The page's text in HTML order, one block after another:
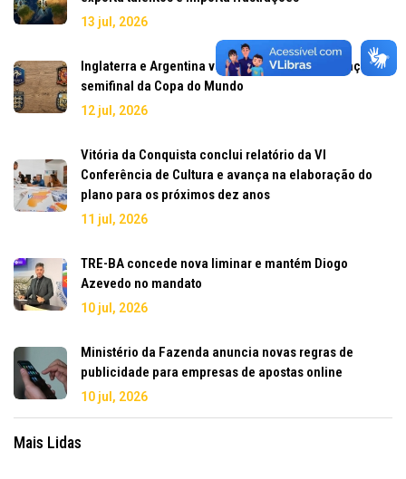
13 jul, 2026
Inglaterra e Argentina vencem clássicos e avançam à
semifinal da Copa do Mundo
12 jul, 2026
Vitória da Conquista conclui relatório da VI
Conferência de Cultura e avança na elaboração do
plano para os próximos dez anos
11 jul, 2026
TRE-BA concede nova liminar e mantém Diogo
Azevedo no mandato
10 jul, 2026
Ministério da Fazenda anuncia novas regras de
publicidade para empresas de apostas online
10 jul, 2026
Mais Lidas